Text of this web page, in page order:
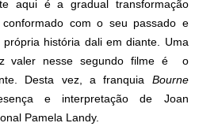
aqui é a gradual transformação
com o seu passado e
história dali em diante. Uma
valer nesse segundo filme é o
Desta vez, a franquia Bourne
e interpretação de Joan
Pamela Landy.